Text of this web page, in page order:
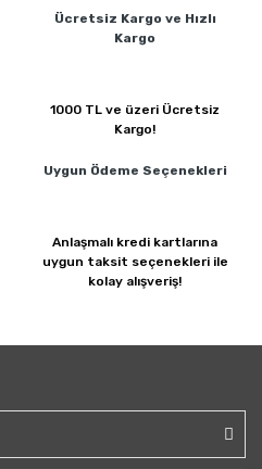
Ücretsiz Kargo ve Hızlı
Kargo
1000 TL ve üzeri Ücretsiz
Kargo!
Uygun Ödeme Seçenekleri
Anlaşmalı kredi kartlarına
uygun taksit seçenekleri ile
kolay alışveriş!